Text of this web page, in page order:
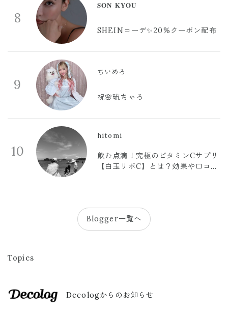
8
𝐒𝐎𝐍 𝐊𝐘𝐎𝐔
SHEINコーデ✨20%クーポン配布
9
ちいめろ
祝🌸琉ちゃろ
10
hitomi
飲む点滴！究極のビタミンCサプリ
【白玉リポC】とは？効果や口コミ
Blogger一覧へ
Topics
Decologからのお知らせ